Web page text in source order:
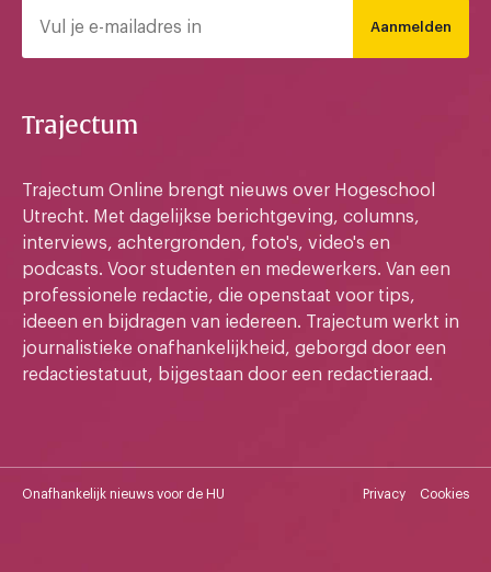
Aanmelden
Trajectum
Trajectum Online brengt nieuws over Hogeschool
Utrecht. Met dagelijkse berichtgeving, columns,
interviews, achtergronden, foto's, video's en
podcasts. Voor studenten en medewerkers. Van een
professionele redactie, die openstaat voor tips,
ideeen en bijdragen van iedereen. Trajectum werkt in
journalistieke onafhankelijkheid, geborgd door een
redactiestatuut, bijgestaan door een redactieraad.
Onafhankelijk nieuws voor de HU Privacy Cookies